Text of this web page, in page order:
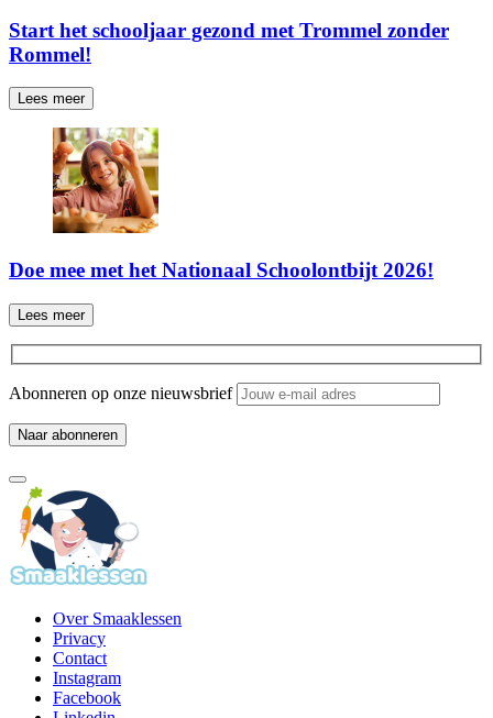
Start het schooljaar gezond met Trommel zonder
Rommel!
Lees meer
Doe mee met het Nationaal Schoolontbijt 2026!
Lees meer
Abonneren op onze nieuwsbrief
Over Smaaklessen
Privacy
Contact
Instagram
Facebook